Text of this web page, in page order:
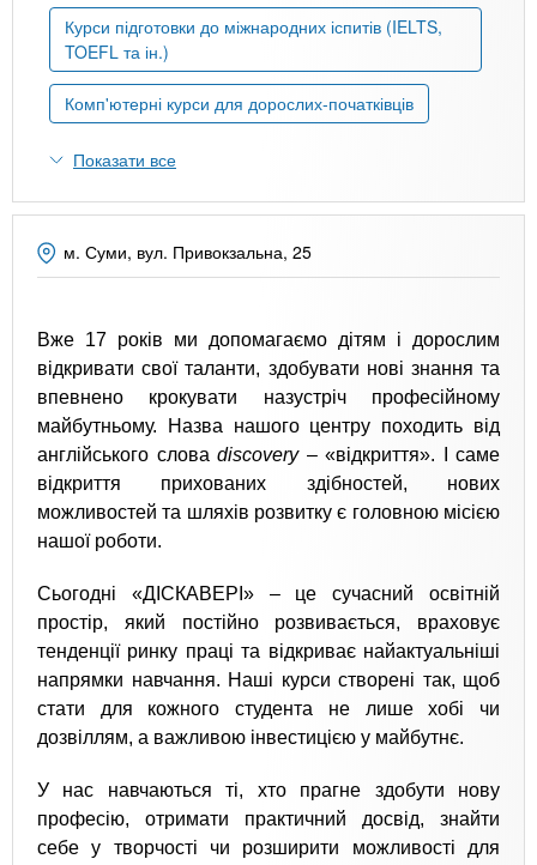
n
.
n
o
а
Онлайн курси
Курси підготовки до міжнародних іспитів (IELTS,
TOEFL та ін.)
Комп'ютерні курси для дорослих-початківців
Показати все
Вже 17 років ми допомагаємо дітям і дорослим
відкривати свої таланти, здобувати нові знання та
впевнено крокувати назустріч професійному
майбутньому. Назва нашого центру походить від
англійського слова discovery– «відкриття». І саме
відкриття прихованих здібностей, нових
можливостей та шляхів розвитку є головною місією
нашої роботи.
Сьогодні «ДІСКАВЕРІ» – це сучасний освітній
простір, який постійно розвивається, враховує
тенденції ринку праці та відкриває найактуальніші
напрямки навчання. Наші курси створені так, щоб
стати для кожного студента не лише хобі чи
дозвіллям, а важливою інвестицією у майбутнє.
У нас навчаються ті, хто прагне здобути нову
професію, отримати практичний досвід, знайти
себе у творчості чи розширити можливості для
м. Суми, вул. Привокзальна, 25